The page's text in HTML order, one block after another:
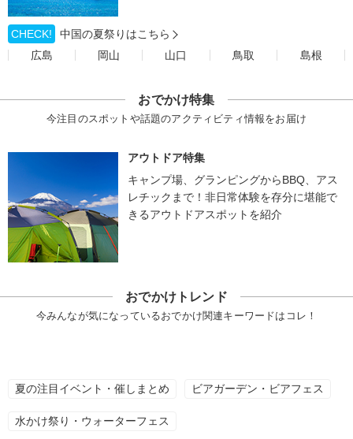
CHECK!
中国の夏祭りはこちら
広島
岡山 山口 鳥取 島根
おでかけ特集
今注目のスポットや話題のアクティビティ情報をお届け
アウトドア特集
キャンプ場、グランピングからBBQ、アス
レチックまで！非日常体験を存分に堪能で
きるアウトドアスポットを紹介
おでかけトレンド
今みんなが気になっているおでかけ関連キーワードはコレ！
夏の注目イベント・催しまとめ ビアガーデン・ビアフェス
水かけ祭り・ウォーターフェス